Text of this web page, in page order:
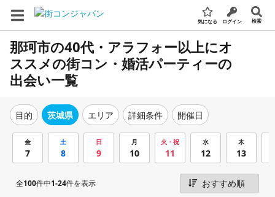
気になる ログイン 検索
那珂市の40代・アラフォー以上にオ
ススメの街コン・婚活パーティーの
出会い一覧
目的 茨城県 エリア 詳細条件 開催日
金
7
土
8
日
9
月
10
火・祝
11
水
12
木
13
全100件中1-24件を表示